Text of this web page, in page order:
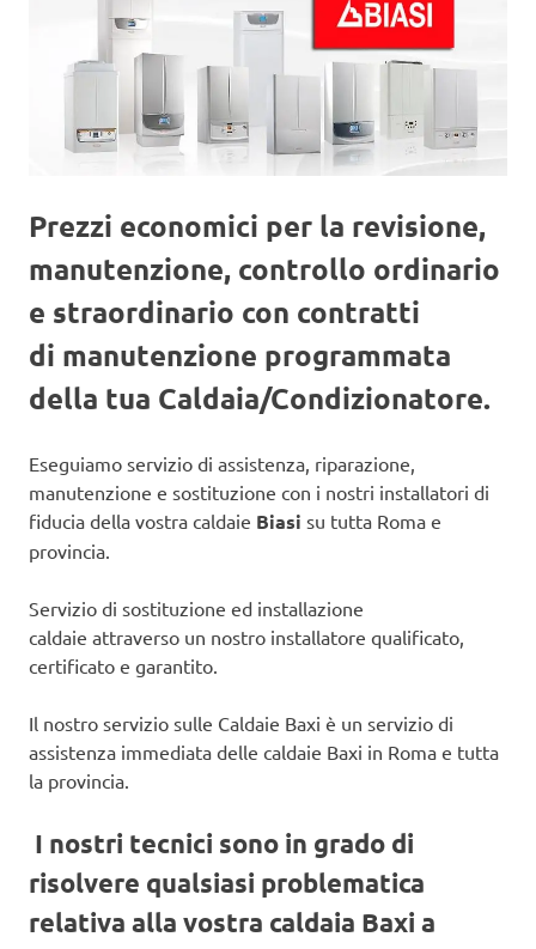
Prezzi economici per la revisione,
manutenzione, controllo ordinario
e straordinario con contratti
di manutenzione programmata
della tua Caldaia/Condizionatore.
Eseguiamo servizio di assistenza, riparazione,
manutenzione e sostituzione con i nostri installatori di
fiducia della vostra caldaie Biasi su tutta Roma e
provincia.
Servizio di sostituzione ed installazione
caldaie attraverso un nostro installatore qualificato,
certificato e garantito.
Il nostro servizio sulle Caldaie Baxi è un servizio di
assistenza immediata delle caldaie Baxi in Roma e tutta
la provincia.
I nostri tecnici sono in grado di
risolvere qualsiasi problematica
relativa alla vostra caldaia Baxi a